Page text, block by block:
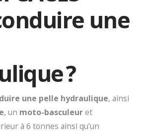
une
?
une pelle hydraulique, ainsi
, un moto-basculeuret
à 6 tonnes ainsi qu’un